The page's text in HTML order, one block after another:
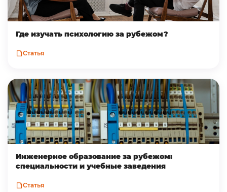
Где изучать психологию за рубежом?
Статья
Инженерное образование за рубежом:
специальности и учебные заведения
Статья